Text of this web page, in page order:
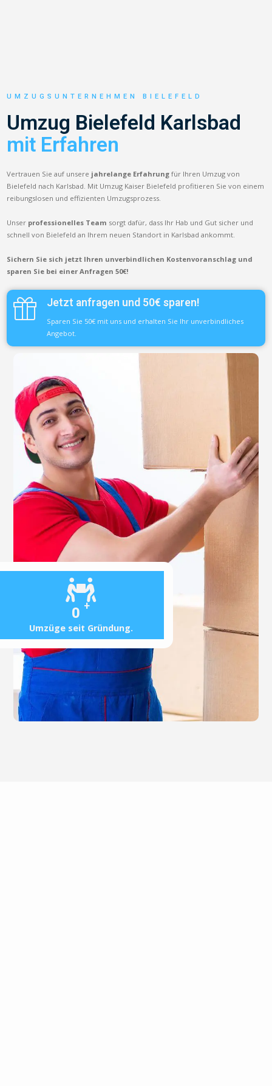
0 +
Umzüge seit Gründung.
UMZUGSUNTERNEHMEN BIELEFELD
Umzug Bielefeld Karlsbad
mit Erfahren
Vertrauen Sie auf unsere jahrelange Erfahrung für Ihren Umzug von
Bielefeld nach Karlsbad. Mit Umzug Kaiser Bielefeld profitieren Sie von einem
reibungslosen und effizienten Umzugsprozess.
Unser professionelles Team sorgt dafür, dass Ihr Hab und Gut sicher und
schnell von Bielefeld an Ihrem neuen Standort in Karlsbad ankommt.
Sichern Sie sich jetzt Ihren unverbindlichen Kostenvoranschlag und
sparen Sie bei einer Anfragen 50€!
Jetzt anfragen und 50€ sparen!
Sparen Sie 50€ mit uns und erhalten Sie Ihr unverbindliches
Angebot.